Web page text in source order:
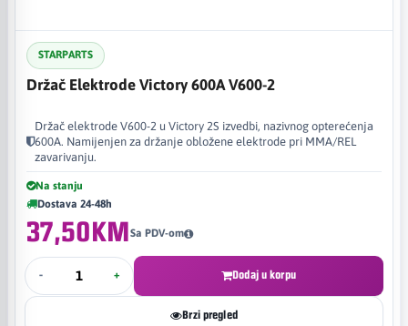
STARPARTS
Držač Elektrode Victory 600A V600-2
Držač elektrode V600-2 u Victory 2S izvedbi, nazivnog opterećenja
600A. Namijenjen za držanje obložene elektrode pri MMA/REL
zavarivanju.
Na stanju
Dostava 24-48h
37,50KMSa PDV-om
- + Dodaj u korpu
Brzi pregled